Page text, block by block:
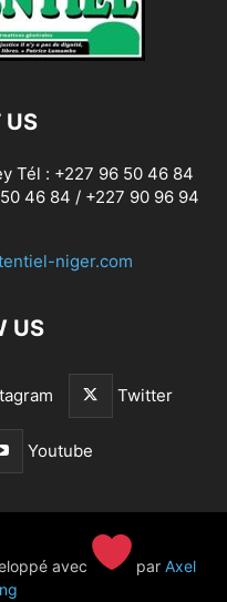
US
Tél : +227 96 50 46 84
46 84 / +227 90 96 94
niger.com
US
Twitter
Youtube
avec par Axel